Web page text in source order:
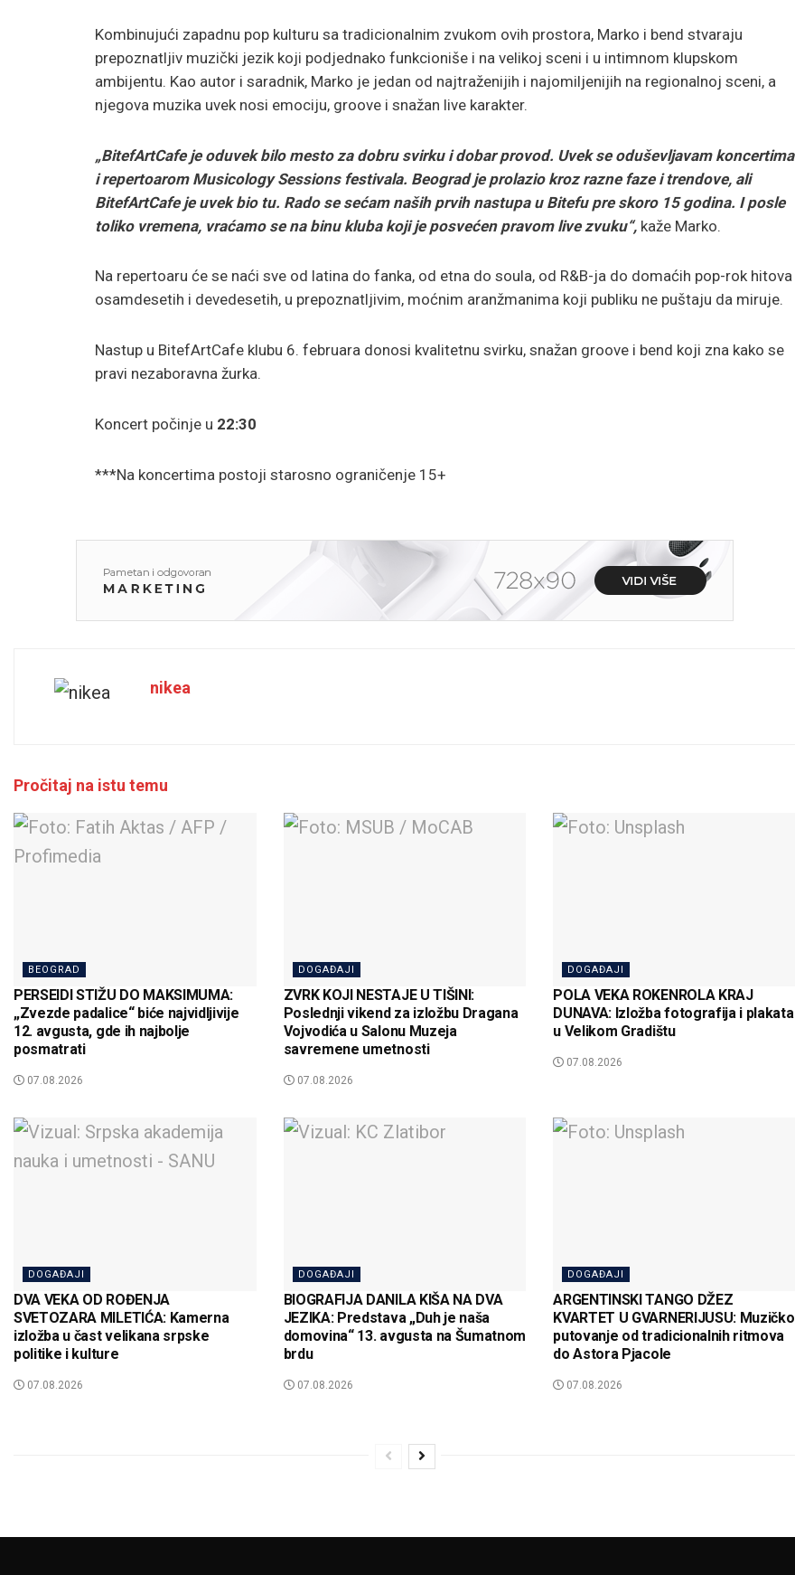
Kombinujući zapadnu pop kulturu sa tradicionalnim zvukom ovih prostora, Marko i bend stvaraju
prepoznatljiv muzički jezik koji podjednako funkcioniše i na velikoj sceni i u intimnom klupskom
ambijentu. Kao autor i saradnik, Marko je jedan od najtraženijih i najomiljenijih na regionalnoj sceni, a
njegova muzika uvek nosi emociju, groove i snažan live karakter.
„BitefArtCafe je oduvek bilo mesto za dobru svirku i dobar provod. Uvek se oduševljavam koncertima
i repertoarom Musicology Sessions festivala. Beograd je prolazio kroz razne faze i trendove, ali
BitefArtCafe je uvek bio tu. Rado se sećam naših prvih nastupa u Bitefu pre skoro 15 godina. I posle
toliko vremena, vraćamo se na binu kluba koji je posvećen pravom live zvuku“, kaže Marko.
Na repertoaru će se naći sve od latina do fanka, od etna do soula, od R&B-ja do domaćih pop-rok hitova
osamdesetih i devedesetih, u prepoznatljivim, moćnim aranžmanima koji publiku ne puštaju da miruje.
Nastup u BitefArtCafe klubu 6. februara donosi kvalitetnu svirku, snažan groove i bend koji zna kako se
pravi nezaboravna žurka.
Koncert počinje u 22:30
***Na koncertima postoji starosno ograničenje 15+
nikea
Pročitaj na istu temu
BEOGRAD
PERSEIDI STIŽU DO MAKSIMUMA:
„Zvezde padalice“ biće najvidljivije
12. avgusta, gde ih najbolje
posmatrati
07.08.2026
DOGAĐAJI
ZVRK KOJI NESTAJE U TIŠINI:
Poslednji vikend za izložbu Dragana
Vojvodića u Salonu Muzeja
savremene umetnosti
07.08.2026
DOGAĐAJI
POLA VEKA ROKENROLA KRAJ
DUNAVA: Izložba fotografija i plakata
u Velikom Gradištu
07.08.2026
DOGAĐAJI
DVA VEKA OD ROĐENJA
SVETOZARA MILETIĆA: Kamerna
izložba u čast velikana srpske
politike i kulture
07.08.2026
DOGAĐAJI
BIOGRAFIJA DANILA KIŠA NA DVA
JEZIKA: Predstava „Duh je naša
domovina“ 13. avgusta na Šumatnom
brdu
07.08.2026
DOGAĐAJI
ARGENTINSKI TANGO DŽEZ
KVARTET U GVARNERIJUSU: Muzičko
putovanje od tradicionalnih ritmova
do Astora Pjacole
07.08.2026